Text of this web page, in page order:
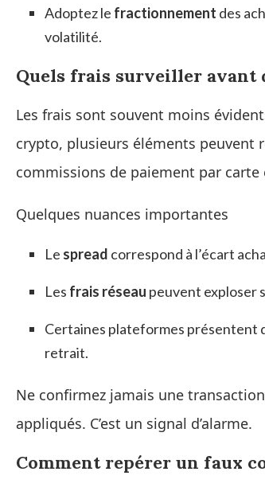
Adoptez le fractionnement des
volatilité.
Quels frais surveiller avant
Les frais sont souvent moins
crypto, plusieurs éléments peuvent
commissions de paiement par
Quelques nuances importantes
Le spread correspond à l’écart
Les frais réseau peuvent exploser
Certaines plateformes présentent
retrait.
Ne confirmez jamais une
appliqués. C’est un signal d’alarme.
Comment repérer un faux